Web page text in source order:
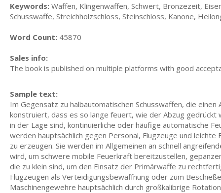
Keywords: Waffen, Klingenwaffen, Schwert, Bronzezeit,
Schusswaffe, Streichholzschloss, Steinschloss, Kanone,
Word Count: 45870
Sales info:
The book is published on multiple platforms with good
Sample text:
Im Gegensatz zu halbautomatischen Schusswaffen, die
konstruiert, dass es so lange feuert, wie der Abzug
in der Lage sind, kontinuierliche oder häufige automatische
werden hauptsächlich gegen Personal, Flugzeuge und
zu erzeugen. Sie werden im Allgemeinen an schnell
wird, um schwere mobile Feuerkraft bereitzustellen,
die zu klein sind, um den Einsatz der Primärwaffe zu
Flugzeugen als Verteidigungsbewaffnung oder zum
Maschinengewehre hauptsächlich durch großkalibrige